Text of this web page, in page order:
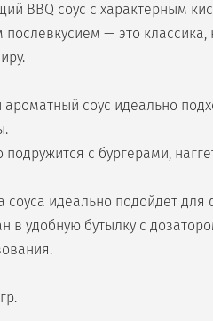
BBQ соус с характерным
— это
ароматный соус идеально
подружится с бургерами,
соуса идеально подойдет
в удобную бутылку с